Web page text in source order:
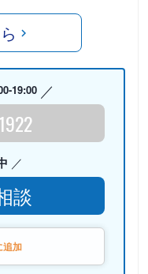
19:00
談
追加